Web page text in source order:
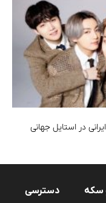
سکه
دسترسی